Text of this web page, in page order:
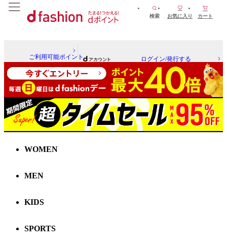
検索 お気に入り カート
ご利用可能ポイント ログイン/発行する
WOMEN
MEN
KIDS
SPORTS